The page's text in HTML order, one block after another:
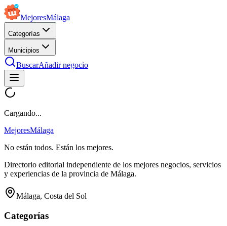
MejoresMálaga
Categorías
Municipios
BuscarAñadir negocio
Cargando...
MejoresMálaga
No están todos. Están los mejores.
Directorio editorial independiente de los mejores negocios, servicios
y experiencias de la provincia de Málaga.
Málaga, Costa del Sol
Categorías